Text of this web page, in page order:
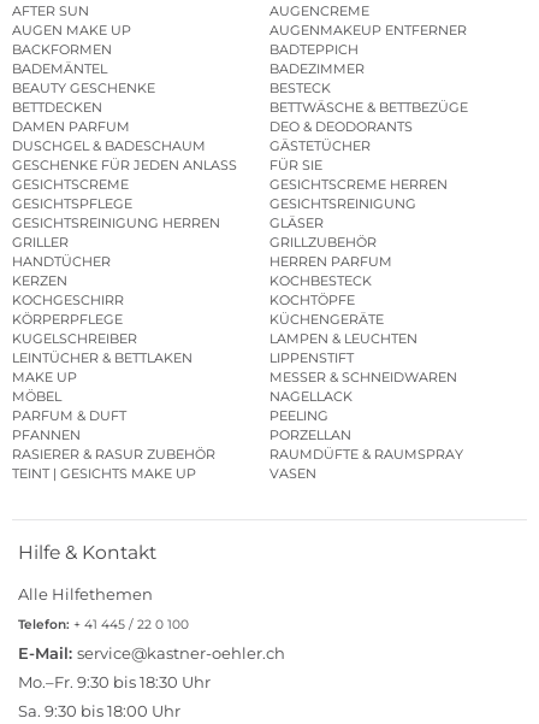
AFTER SUN
AUGENCREME
AUGEN MAKE UP
AUGENMAKEUP ENTFERNER
BACKFORMEN
BADTEPPICH
BADEMÄNTEL
BADEZIMMER
BEAUTY GESCHENKE
BESTECK
BETTDECKEN
BETTWÄSCHE & BETTBEZÜGE
DAMEN PARFUM
DEO & DEODORANTS
DUSCHGEL & BADESCHAUM
GÄSTETÜCHER
GESCHENKE FÜR JEDEN ANLASS
FÜR SIE
GESICHTSCREME
GESICHTSCREME HERREN
GESICHTSPFLEGE
GESICHTSREINIGUNG
GESICHTSREINIGUNG HERREN
GLÄSER
GRILLER
GRILLZUBEHÖR
HANDTÜCHER
HERREN PARFUM
KERZEN
KOCHBESTECK
KOCHGESCHIRR
KOCHTÖPFE
KÖRPERPFLEGE
KÜCHENGERÄTE
KUGELSCHREIBER
LAMPEN & LEUCHTEN
LEINTÜCHER & BETTLAKEN
LIPPENSTIFT
MAKE UP
MESSER & SCHNEIDWAREN
MÖBEL
NAGELLACK
PARFUM & DUFT
PEELING
PFANNEN
PORZELLAN
RASIERER & RASUR ZUBEHÖR
RAUMDÜFTE & RAUMSPRAY
TEINT | GESICHTS MAKE UP
VASEN
Hilfe & Kontakt
Alle Hilfethemen
Telefon: + 41 445 / 22 0 100
E-Mail: service@kastner-oehler.ch
Mo.–Fr. 9:30 bis 18:30 Uhr
Sa. 9:30 bis 18:00 Uhr